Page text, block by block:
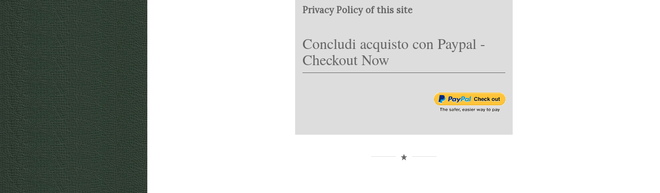
Privacy Policy of this site
Concludi acquisto con Paypal -
Checkout Now